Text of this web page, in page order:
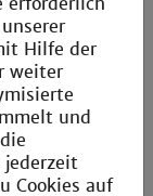
-
auch
im
Hilfe der
weiter
und
jederzeit
Cookies auf